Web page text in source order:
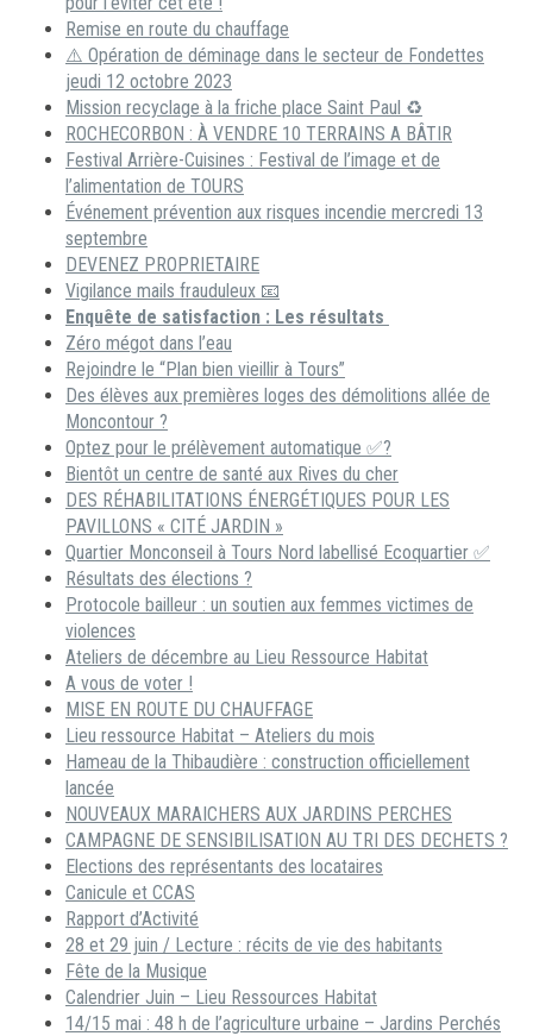
Remise en route du chauffage
⚠️ Opération de déminage dans le secteur de Fondettes
jeudi 12 octobre 2023
Mission recyclage à la friche place Saint Paul ♻️
ROCHECORBON : À VENDRE 10 TERRAINS A BÂTIR
Festival Arrière-Cuisines : Festival de l’image et de
l’alimentation de TOURS
Événement prévention aux risques incendie mercredi 13
septembre
DEVENEZ PROPRIETAIRE
Vigilance mails frauduleux 📧
Enquête de satisfaction : Les résultats
Zéro mégot dans l’eau
Rejoindre le “Plan bien vieillir à Tours”
Des élèves aux premières loges des démolitions allée de
Moncontour ?
Optez pour le prélèvement automatique ✅?
Bientôt un centre de santé aux Rives du cher
DES RÉHABILITATIONS ÉNERGÉTIQUES POUR LES
PAVILLONS « CITÉ JARDIN »
Quartier Monconseil à Tours Nord labellisé Ecoquartier ✅
Résultats des élections ?
Protocole bailleur : un soutien aux femmes victimes de
violences
Ateliers de décembre au Lieu Ressource Habitat
A vous de voter !
MISE EN ROUTE DU CHAUFFAGE
Lieu ressource Habitat – Ateliers du mois
Hameau de la Thibaudière : construction officiellement
lancée
NOUVEAUX MARAICHERS AUX JARDINS PERCHES
CAMPAGNE DE SENSIBILISATION AU TRI DES DECHETS ?
Elections des représentants des locataires
Canicule et CCAS
Rapport d’Activité
28 et 29 juin / Lecture : récits de vie des habitants
Fête de la Musique
Calendrier Juin – Lieu Ressources Habitat
14/15 mai : 48 h de l’agriculture urbaine – Jardins Perchés